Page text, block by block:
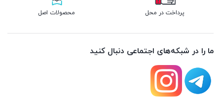
پرداخت در محل محصولات اصل
ما را در شبکه‌های اجتماعی دنبال کنید